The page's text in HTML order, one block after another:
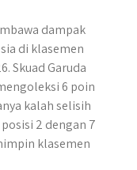
dampak
di klasemen
Skuad Garuda
6 poin
kalah selisih
2 dengan 7
klasemen